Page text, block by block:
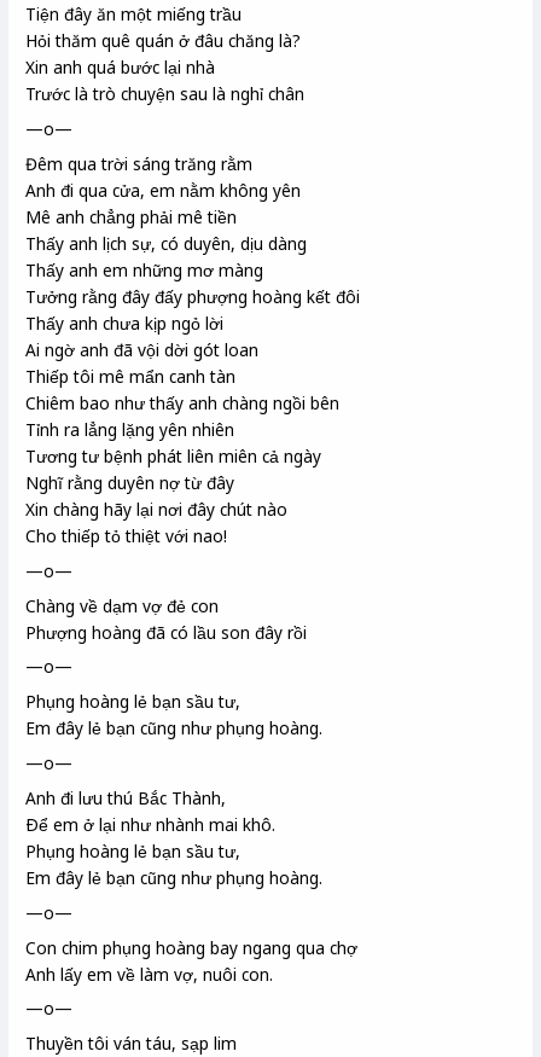
Tiện đây ăn một miếng trầu
Hỏi thăm quê quán ở đâu chăng là?
Xin anh quá bước lại nhà
Trước là trò chuyện sau là nghỉ chân
—o—
Đêm qua trời sáng trăng rằm
Anh đi qua cửa, em nằm không yên
Mê anh chẳng phải mê tiền
Thấy anh lịch sự, có duyên, dịu dàng
Thấy anh em những mơ màng
Tưởng rằng đây đấy phượng hoàng kết đôi
Thấy anh chưa kịp ngỏ lời
Ai ngờ anh đã vội dời gót loan
Thiếp tôi mê mẩn canh tàn
Chiêm bao như thấy anh chàng ngồi bên
Tỉnh ra lẳng lặng yên nhiên
Tương tư bệnh phát liên miên cả ngày
Nghĩ rằng duyên nợ từ đây
Xin chàng hãy lại nơi đây chút nào
Cho thiếp tỏ thiệt với nao!
—o—
Chàng về dạm vợ đẻ con
Phượng hoàng đã có lầu son đây rồi
—o—
Phụng hoàng lẻ bạn sầu tư,
Em đây lẻ bạn cũng như phụng hoàng.
—o—
Anh đi lưu thú Bắc Thành,
Ðể em ở lại như nhành mai khô.
Phụng hoàng lẻ bạn sầu tư,
Em đây lẻ bạn cũng như phụng hoàng.
—o—
Con chim phụng hoàng bay ngang qua chợ
Anh lấy em về làm vợ, nuôi con.
—o—
Thuyền tôi ván táu, sạp lim